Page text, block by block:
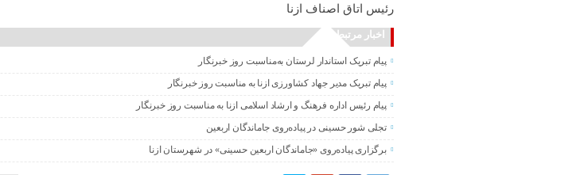
رئیس اتاق اصناف ازنا
اخبار مرتبط
پیام تبریک استاندار لرستان به‌مناسبت روز خبرنگار
پیام تبریک مدیر جهاد کشاورزی ازنا به مناسبت روز خبرنگار
پیام رئیس اداره فرهنگ و ارشاد اسلامی ازنا به مناسبت روز خبرنگار
تجلی شور حسینی در پیاده‌روی جاماندگان اربعین
برگزاری پیاده‌روی «جاماندگان اربعین حسینی» در شهرستان ازنا